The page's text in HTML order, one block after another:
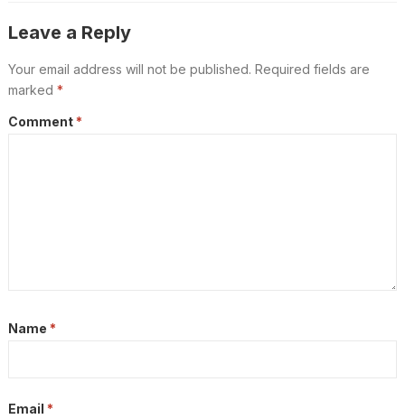
Leave a Reply
Your email address will not be published. Required fields are
marked *
Comment *
Name *
Email *